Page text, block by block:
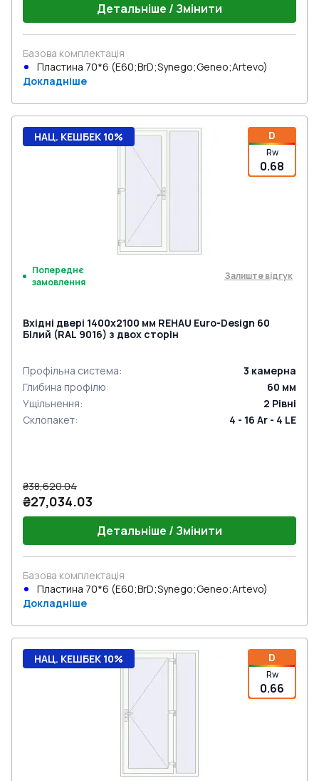
Детальніше / Змінити
Базова комплектація
Пластина 70*6 (E60;BrD;Synego;Geneo;Artevo)
Докладніше
D
Rw
0.68
НАЦ. КЕШБЕК 10%
Попереднє
замовлення
Залиште відгук
Вхідні двері 1400x2100 мм REHAU Euro-Design 60
Білий (RAL 9016) з двох сторін
Профільна система: 3 камерна
Глибина профілю: 60 мм
Ущільнення: 2 Рівні
Склопакет: 4 - 16 Ar - 4 LE
₴38,620.04
₴27,034.03
Детальніше / Змінити
Базова комплектація
Пластина 70*6 (E60;BrD;Synego;Geneo;Artevo)
Докладніше
D
Rw
0.66
НАЦ. КЕШБЕК 10%